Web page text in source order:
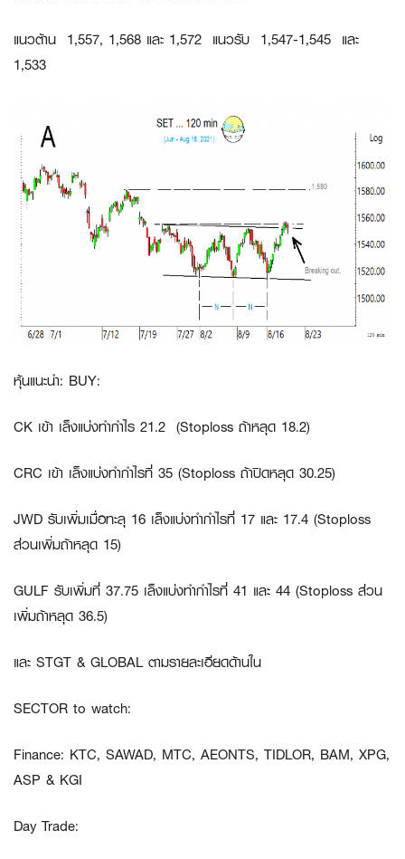
แนวต้าน 1,557, 1,568 และ 1,572 แนวรับ 1,547-1,545 และ
1,533
หุ้นแนะนำ: BUY:
CK เข้า เล็งแบ่งทำกำไร 21.2 (Stoploss ถ้าหลุด 18.2)
CRC เข้า เล็งแบ่งทำกำไรที่ 35 (Stoploss ถ้าปิดหลุด 30.25)
JWD รับเพิ่มเมื่อทะลุ 16 เล็งแบ่งทำกำไรที่ 17 และ 17.4 (Stoploss
ส่วนเพิ่มถ้าหลุด 15)
GULF รับเพิ่มที่ 37.75 เล็งแบ่งทำกำไรที่ 41 และ 44 (Stoploss ส่วน
เพิ่มถ้าหลุด 36.5)
และ STGT &GLOBALตามรายละเอียดด้านใน
SECTOR to watch:
Finance: KTC, SAWAD, MTC, AEONTS, TIDLOR, BAM, XPG,
ASP & KGI
Day Trade: